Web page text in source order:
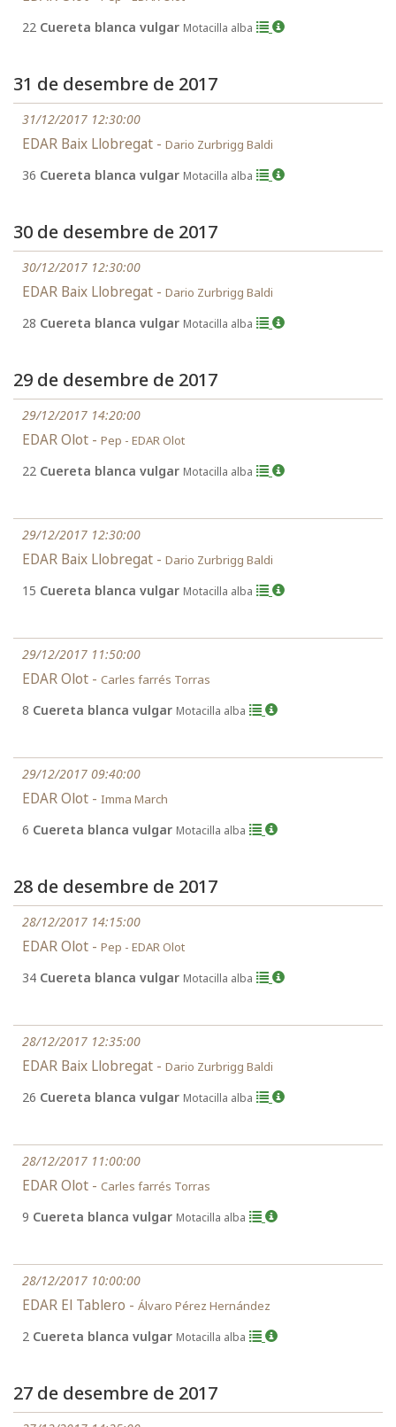
22 Cuereta blanca vulgar Motacilla alba
31 de desembre de 2017
31/12/2017 12:30:00
EDAR Baix Llobregat - Dario Zurbrigg Baldi
36 Cuereta blanca vulgar Motacilla alba
30 de desembre de 2017
30/12/2017 12:30:00
EDAR Baix Llobregat - Dario Zurbrigg Baldi
28 Cuereta blanca vulgar Motacilla alba
29 de desembre de 2017
29/12/2017 14:20:00
EDAR Olot - Pep - EDAR Olot
22 Cuereta blanca vulgar Motacilla alba
29/12/2017 12:30:00
EDAR Baix Llobregat - Dario Zurbrigg Baldi
15 Cuereta blanca vulgar Motacilla alba
29/12/2017 11:50:00
EDAR Olot - Carles farrés Torras
8 Cuereta blanca vulgar Motacilla alba
29/12/2017 09:40:00
EDAR Olot - Imma March
6 Cuereta blanca vulgar Motacilla alba
28 de desembre de 2017
28/12/2017 14:15:00
EDAR Olot - Pep - EDAR Olot
34 Cuereta blanca vulgar Motacilla alba
28/12/2017 12:35:00
EDAR Baix Llobregat - Dario Zurbrigg Baldi
26 Cuereta blanca vulgar Motacilla alba
28/12/2017 11:00:00
EDAR Olot - Carles farrés Torras
9 Cuereta blanca vulgar Motacilla alba
28/12/2017 10:00:00
EDAR El Tablero - Álvaro Pérez Hernández
2 Cuereta blanca vulgar Motacilla alba
27 de desembre de 2017